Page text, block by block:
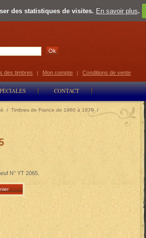
des statistiques de visites. En savoir plus.
Select Language ▼
CONTACT
des timbres | Mon compte | Conditions de vente
/ Timbres de France de 1960 à 1979/
N° YT 2065.